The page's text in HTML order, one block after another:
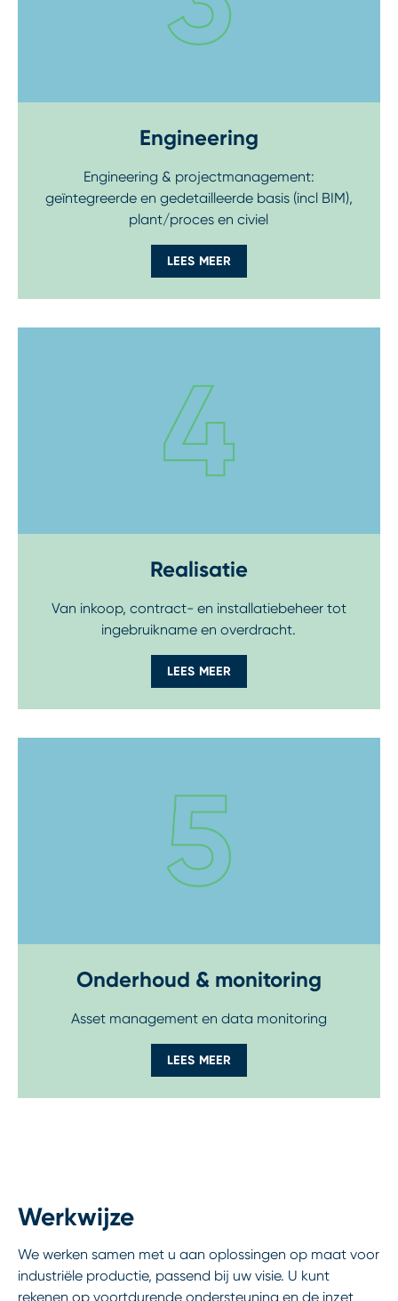
Engineering
Engineering & projectmanagement:
geïntegreerde en gedetailleerde basis (incl BIM),
plant/proces en civiel
LEES MEER
Realisatie
Van inkoop, contract- en installatiebeheer tot
ingebruikname en overdracht.
LEES MEER
Onderhoud & monitoring
Asset management en data monitoring
LEES MEER
Werkwijze
We werken samen met u aan oplossingen op maat voor
industriële productie, passend bij uw visie. U kunt
rekenen op voortdurende ondersteuning en de inzet